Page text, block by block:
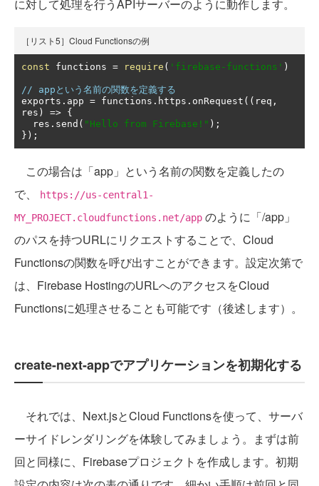
に対して処理を行うAPIサーバーのように動作します。
［リスト5］Cloud Functionsの例
const functions = require ( 'firebase-functions' )
// appという名前の関数を定義する
exports . app = functions . https . onRequest (( req ,
res ) => {
  res
. send ( "Hello from Firebase!" );
});
この場合は「app」という名前の関数を定義したの
で、
https://us-central1-
MY_PROJECT.cloudfunctions.net/app のように「/app」
のパスを持つURLにリクエストすることで、Cloud
Functionsの関数を呼び出すことができます。設定次第で
は、Firebase HostingのURLへのアクセスをCloud
Functionsに処理させることも可能です（後述します）。
create-next-appでアプリケーションを初期化する
それでは、Next.jsとCloud Functionsを使って、サーバ
ーサイドレンダリングを体験してみましょう。まずは前
回と同様に、Firebaseプロジェクトを作成します。初期